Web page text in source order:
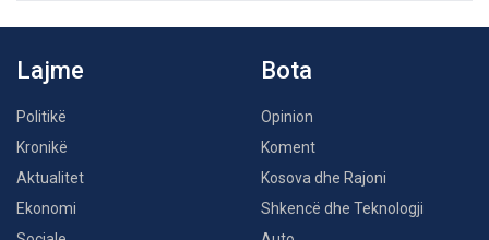
Lajme
Politikë
Kronikë
Aktualitet
Ekonomi
Bota
Opinion
Koment
Kosova dhe Rajoni
Shkencë dhe Teknologji